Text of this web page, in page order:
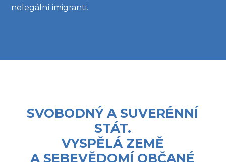
nelegální imigranti.
SVOBODNÝ A SUVERÉNNÍ
STÁT.
VYSPĚLÁ ZEMĚ
A SEBEVĚDOMÍ OBČANÉ